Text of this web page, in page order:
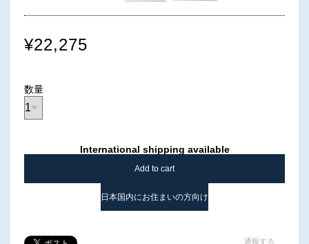
¥22,275
数量
International shipping available
Add to cart
日本国内にお住まいの方向け
通報する